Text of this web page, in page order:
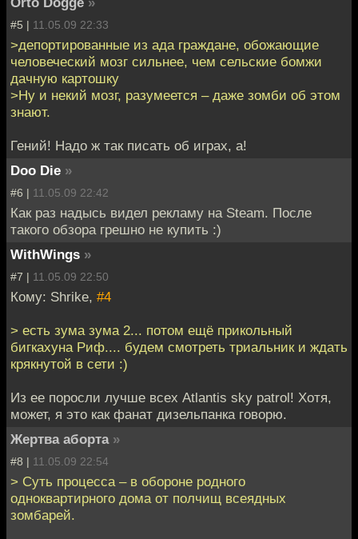
#5 | 11.05.09 22:33
>депортированные из ада граждане, обожающие
человеческий мозг сильнее, чем сельские бомжи
дачную картошку
>Ну и некий мозг, разумеется – даже зомби об этом
знают.
Гений! Надо ж так писать об играх, а!
Doo Die »
#6 | 11.05.09 22:42
Как раз надысь видел рекламу на Steam. После
такого обзора грешно не купить :)
WithWings »
#7 | 11.05.09 22:50
Кому: Shrike, #4
> есть зума зума 2... потом ещё прикольный
бигкахуна Риф.... будем смотреть триальник и ждать
крякнутой в сети :)
Из ее поросли лучше всех Atlantis sky patrol! Хотя,
может, я это как фанат дизельпанка говорю.
Жертва аборта »
#8 | 11.05.09 22:54
> Суть процесса – в обороне родного
одноквартирного дома от полчищ всеядных
зомбарей.